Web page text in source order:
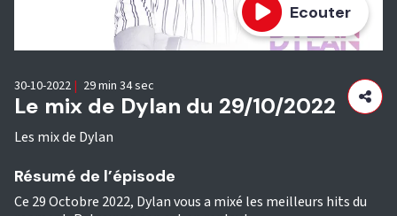
Ecouter
Le mix de Dylan du 29/10/2022
Les mix de Dylan
30-10-2022 | 29 min 34 sec
Résumé de l’épisode
Ce 29 Octobre 2022, Dylan vous a mixé les meilleurs hits du